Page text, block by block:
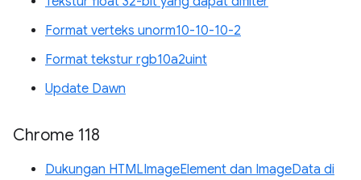
Format verteks unorm10-10-10-2
Format tekstur rgb10a2uint
Update Dawn
Chrome 118
Dukungan HTMLImageElement dan ImageData di